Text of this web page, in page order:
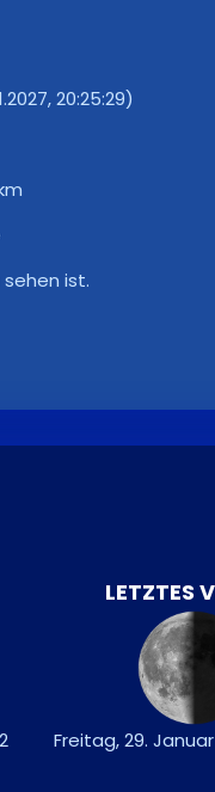
20:25:29)
ist.
LETZTES
Freitag, 29. Januar